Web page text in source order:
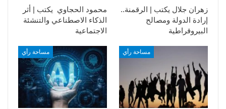
محمود الحجاوي يكتب | أثر
الذكاء الاصطناعي والتنشئة
الاجتماعية
زهران جلال يكتب | الرقمنة..
إرادة الدولة ومصالح
البيروقراطية
مساحة رأي مساحة رأي